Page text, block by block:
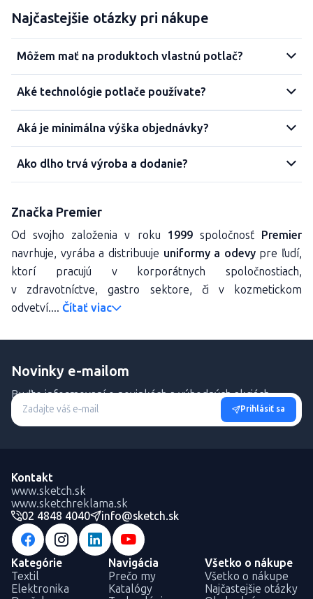
Najčastejšie otázky pri nákupe
Môžem mať na produktoch vlastnú potlač?
Aké technológie potlače používate?
Aká je minimálna výška objednávky?
Ako dlho trvá výroba a dodanie?
Značka Premier
Od svojho založenia v roku 1999spoločnosť Premier
navrhuje, vyrába a distribuuje uniformy a odevypre ľudí,
ktorí pracujú v korporátnych spoločnostiach,
v zdravotníctve, gastro sektore, či v kozmetickom
odvetví.... Čítať viac
Novinky e-mailom
Buďte informovaní o novinkách a výhodných akciách.
Prihlásiť sa
Kontakt
www.sketch.sk
www.sketchreklama.sk
02 4848 4040
info@sketch.sk
Kategórie
Textil
Elektronika
Navigácia
Prečo my
Katalógy
Všetko o nákupe
Všetko o nákupe
Najčastejšie otázky